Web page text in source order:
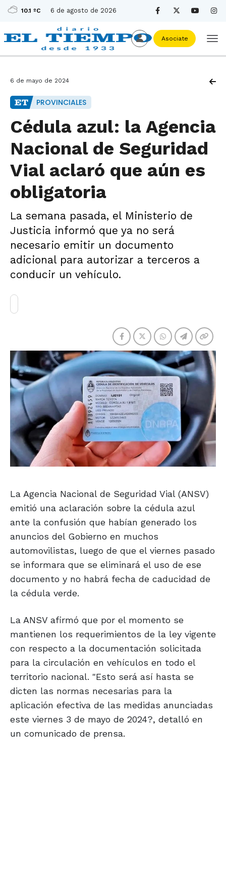
10.1 ºC 6 de agosto de 2026
Asociate
6 de mayo de 2024
PROVINCIALES
Cédula azul: la Agencia
Nacional de Seguridad
Vial aclaró que aún es
obligatoria
La semana pasada, el Ministerio de
Justicia informó que ya no será
necesario emitir un documento
adicional para autorizar a terceros a
conducir un vehículo.
La Agencia Nacional de Seguridad Vial (ANSV)
emitió una aclaración sobre la cédula azul
ante la confusión que habían generado los
anuncios del Gobierno en muchos
automovilistas, luego de que el viernes pasado
se informara que se eliminará el uso de ese
documento y no habrá fecha de caducidad de
la cédula verde.
La ANSV afirmó que por el momento se
mantienen los requerimientos de la ley vigente
con respecto a la documentación solicitada
para la circulación en vehículos en todo el
territorio nacional. "Esto será así hasta se
dicten las normas necesarias para la
aplicación efectiva de las medidas anunciadas
este viernes 3 de mayo de 2024?, detalló en
un comunicado de prensa.